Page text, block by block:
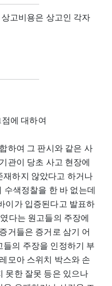
고비용은 상고인 각자
에 대하여
하여 그 판시와 같은 사
관이 당초 사고 현장에
재하지 않았다고 하거나
수색정찰을 한 바 없는데
이가 입증된다고 발표하
다는 원고들의 주장에
거들은 증거로 삼기 어
의 주장을 인정하기 부
모아 스위치 박스와 손
못한 잘못 등은 있으나